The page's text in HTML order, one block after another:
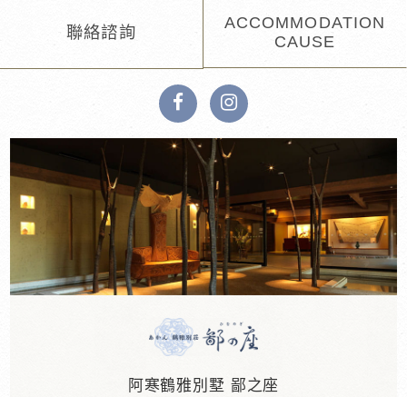
聯絡諮詢
ACCOMMODATION
CAUSE
阿寒鶴雅別墅 鄙之座